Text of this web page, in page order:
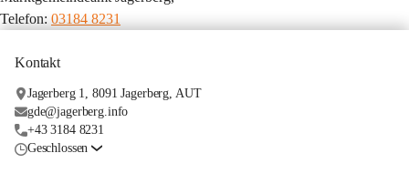
Telefon: 03184 8231
Kontakt
Jagerberg 1, 8091 Jagerberg, AUT
gde@jagerberg.info
+43 3184 8231
Geschlossen